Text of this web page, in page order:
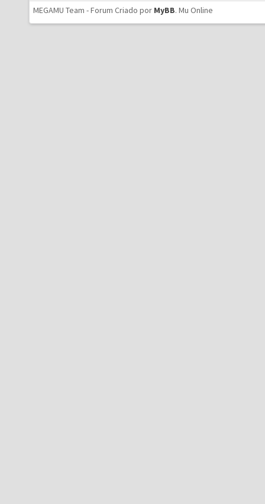
MEGAMU Team - Forum Criado por MyBB. Mu Online